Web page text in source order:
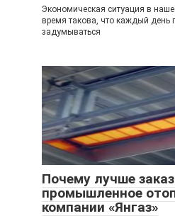
Экономическая ситуация в
время такова, что каждый день
задумываться
Почему лучше
промышленное
компании «Янгаз»